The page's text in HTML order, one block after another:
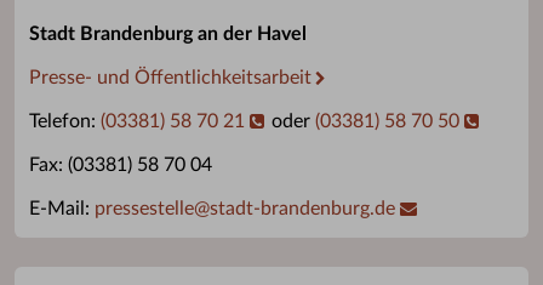
Stadt Brandenburg an der Havel
Presse- und Öffentlichkeitsarbeit
Telefon: (03381) 58 70 21 oder (03381) 58 70 50
Fax: (03381) 58 70 04
E-Mail: pressestelle@stadt-brandenburg.de